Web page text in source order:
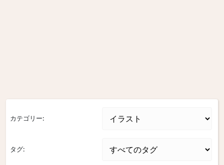
カテゴリー:
タグ: